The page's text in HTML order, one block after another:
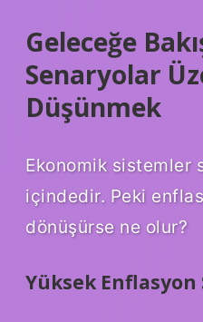
Geleceğe
Senaryolar
Düşünmek
Ekonomik sistemler
içindedir. Peki
dönüşürse ne olur?
Yüksek Enflasyon